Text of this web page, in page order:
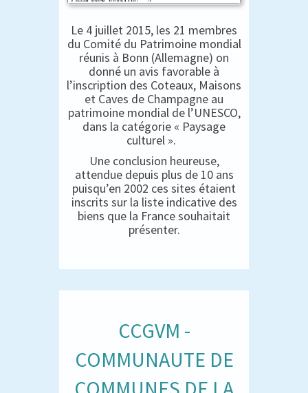
Le 4 juillet 2015, les 21 membres
du Comité du Patrimoine mondial
réunis à Bonn (Allemagne) on
donné un avis favorable à
l’inscription des Coteaux, Maisons
et Caves de Champagne au
patrimoine mondial de l’UNESCO,
dans la catégorie « Paysage
culturel ».
Une conclusion heureuse,
attendue depuis plus de 10 ans
puisqu’en 2002 ces sites étaient
inscrits sur la liste indicative des
biens que la France souhaitait
présenter.
CCGVM -
COMMUNAUTE DE